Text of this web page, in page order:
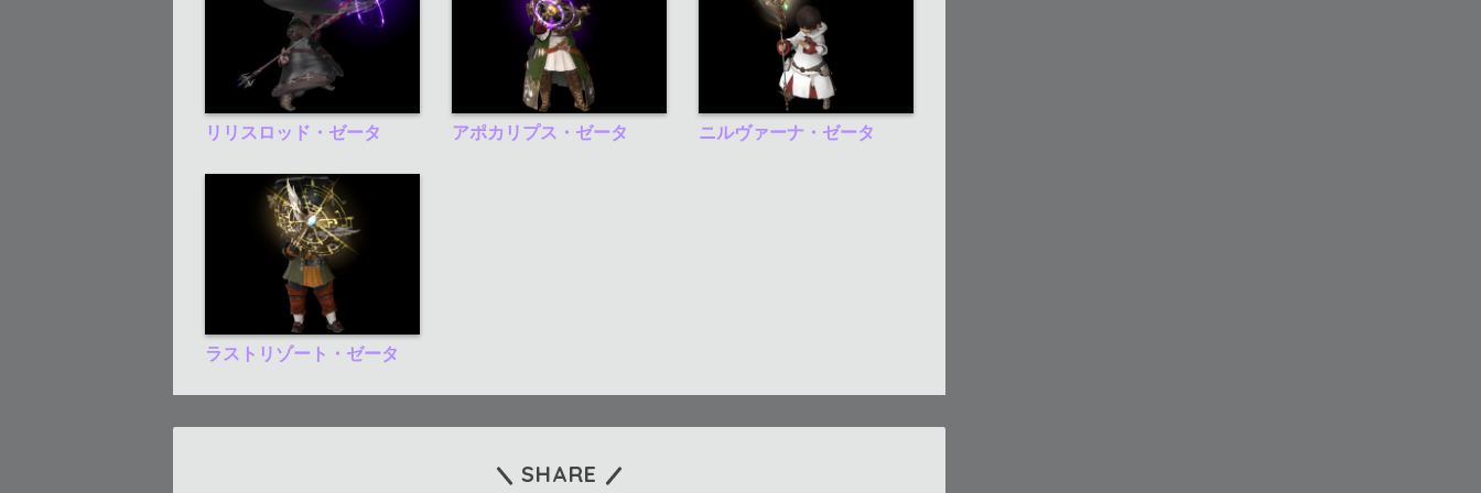
リリスロッド・ゼータ アポカリプス・ゼータ ニルヴァーナ・ゼータ
ラストリゾート・ゼータ
SHARE